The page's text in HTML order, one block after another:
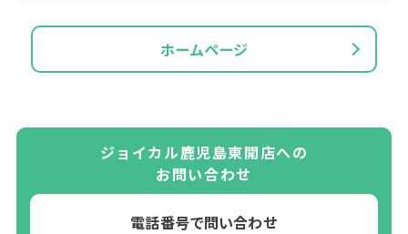
ホームページ
ジョイカル鹿児島東開店への
お問い合わせ
電話番号で問い合わせ